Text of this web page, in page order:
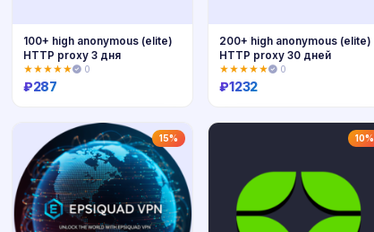
Купить
100+ high anonymous (elite)
HTTP proxy 3 дня
★★★★★ 0
₽287
200+ high anonymous (elite)
HTTP proxy 30 дней
★★★★★ 0
₽1232
15% 10%